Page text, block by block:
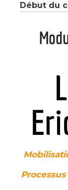
Début du